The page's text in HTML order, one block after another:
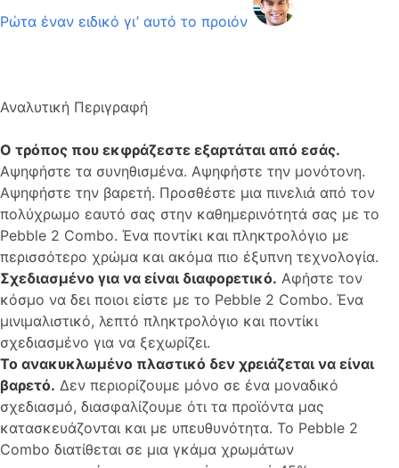
Ρώτα έναν ειδικό γι’ αυτό το προιόν
Αναλυτική Περιγραφή
Ο τρόπος που εκφράζεστε εξαρτάται από εσάς.
Αψηφήστε τα συνηθισμένα. Αψηφήστε την μονότονη.
Αψηφήστε την βαρετή. Προσθέστε μια πινελιά από τον
πολύχρωμο εαυτό σας στην καθημερινότητά σας με το
Pebble 2 Combo. Ένα ποντίκι και πληκτρολόγιο με
περισσότερο χρώμα και ακόμα πιο έξυπνη τεχνολογία.
Σχεδιασμένο για να είναι διαφορετικό. Αφήστε τον
κόσμο να δει ποιοι είστε με το Pebble 2 Combo. Ένα
μινιμαλιστικό, λεπτό πληκτρολόγιο και ποντίκι
σχεδιασμένο για να ξεχωρίζει.
Το ανακυκλωμένο πλαστικό δεν χρειάζεται να είναι
βαρετό. Δεν περιορίζουμε μόνο σε ένα μοναδικό
σχεδιασμό, διασφαλίζουμε ότι τα προϊόντα μας
κατασκευάζονται και με υπευθυνότητα. Το Pebble 2
Combo διατίθεται σε μια γκάμα χρωμάτων